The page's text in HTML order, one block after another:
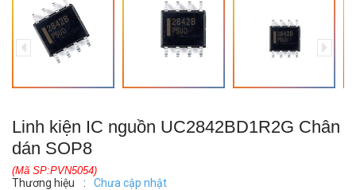
Linh kiện IC nguồn UC2842BD1R2G Chân
dán SOP8
(Mã SP:PVN5054)
Thương hiệu : Chưa cập nhật